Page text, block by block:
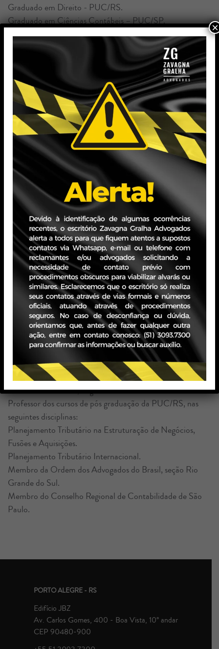
Graduado em Direito - PUC/RS.
Graduado em Ciências Contábeis – PUC/SP.
Formação de Conselheiro de Administração pelo
IBGC/SP.
Formação de Coach pela Deloitte University – Dallas-
USA.
Leadership Development Program – Columbia Business
Scholl New York – USA.
Pós-graduação em Finanças pela PUC/SP.
Pós-graduação em Controladoria pela FGV/SP.
Experiência Profissional
Atuou por mais de 30 anos na área de Consultoria
Tributária de empresa internacional de Auditoria e
Consultoria, sendo 23 anos como sócio.
Possui vasta experiência na assessoria tributária de
empresas nacionais e internacionais.
Forte atuação preventiva e estratégica nas questões
envolvendo o contencioso administrativo e judicial
tributário.
Possui sólida experiência em planejamentos tributários
envolvendo investimentos, aquisição e fusão de empresas,
reorganização societária e operacional de negócios,
alienação e aquisição de ativos.
Participou de comitês tributários de grandes grupos
empresariais, para análise de oportunidades e tomada de
decisão sobre assuntos tributários complexos.
Conselheiro na FIERGS, no Conselho Técnico de
Assuntos Tributários, Legais e Financeiros – CONTEC.
Professor dos cursos de pós graduação da PUC/RS, nas
seguintes disciplinas:
Planejamento Tributário na Estruturação de Negócios,
Fusões e Aquisições.
Planejamento Tributário Internacional.
Membro da Ordem dos Advogados do Brasil, seção Rio
Grande do Sul.
Membro do Conselho Regional de Contabilidade de São
Paulo.
PORTO ALEGRE - RS
Edifício JBZ
Av. Carlos Gomes, 400 - Boa Vista, 10° andar
CEP 90480-900
×